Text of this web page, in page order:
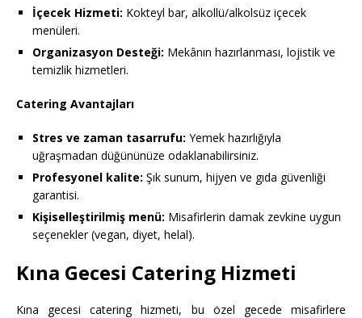
İçecek Hizmeti: Kokteyl bar, alkollü/alkolsüz içecek
menüleri.
Organizasyon Desteği: Mekânın hazırlanması, lojistik ve
temizlik hizmetleri.
Catering Avantajları
Stres ve zaman tasarrufu: Yemek hazırlığıyla
uğraşmadan düğününüze odaklanabilirsiniz.
Profesyonel kalite: Şık sunum, hijyen ve gıda güvenliği
garantisi.
Kişiselleştirilmiş menü: Misafirlerin damak zevkine uygun
seçenekler (vegan, diyet, helal).
Kına Gecesi Catering Hizmeti
Kına gecesi catering hizmeti, bu özel gecede misafirlere